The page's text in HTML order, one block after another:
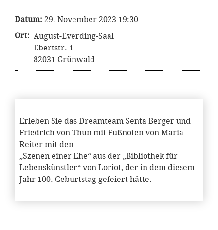
Datum: 29. November 2023 19:30
Ort: August-Everding-Saal
Ebertstr. 1
82031 Grünwald
Erleben Sie das Dreamteam Senta Berger und
Friedrich von Thun mit Fußnoten von Maria
Reiter mit den
„Szenen einer Ehe“ aus der „Bibliothek für
Lebenskünstler“ von Loriot, der in dem diesem
Jahr 100. Geburtstag gefeiert hätte.